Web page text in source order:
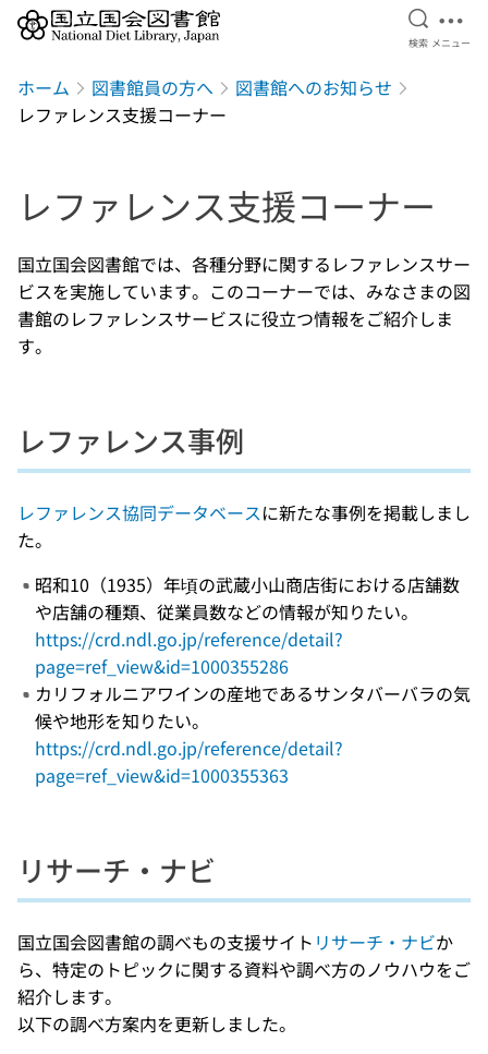
検索を
検索 メ
メニュー
ホーム 図書館員の方へ
図書館へのお知らせ
レファレンス支援コーナー
レファレンス支援コーナー
国立国会図書館では、各種分野に関するレファレンスサー
ビスを実施しています。このコーナーでは、みなさまの図
書館のレファレンスサービスに役立つ情報をご紹介しま
す。
レファレンス事例
レファレンス協同データベースに新たな事例を掲載しまし
た。
昭和10（1935）年頃の武蔵小山商店街における店舗数
や店舗の種類、従業員数などの情報が知りたい。
https://crd.ndl.go.jp/reference/detail?
page=ref_view&id=1000355286
カリフォルニアワインの産地であるサンタバーバラの気
候や地形を知りたい。
https://crd.ndl.go.jp/reference/detail?
page=ref_view&id=1000355363
リサーチ・ナビ
国立国会図書館の調べもの支援サイト リサーチ・ナビか
ら、特定のトピックに関する資料や調べ方のノウハウをご
紹介します。
以下の調べ方案内を更新しました。